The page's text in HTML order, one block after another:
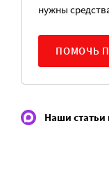
нужны
ПОМОЧЬ
Наши статьи